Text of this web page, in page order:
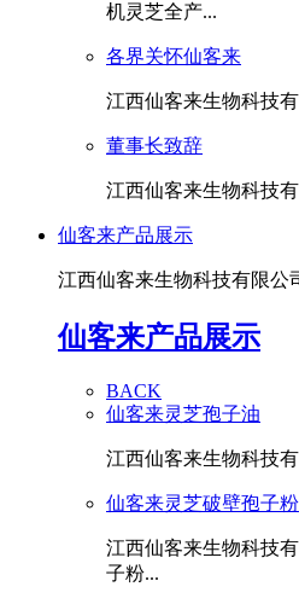
机灵芝全产...
各界关怀仙客来
江西仙客来生物科技
董事长致辞
江西仙客来生物科技
仙客来产品展示
江西仙客来生物科技有限公
仙客来产品展示
BACK
仙客来灵芝孢子油
江西仙客来生物科技
仙客来灵芝破壁孢子粉
江西仙客来生物科技
子粉...